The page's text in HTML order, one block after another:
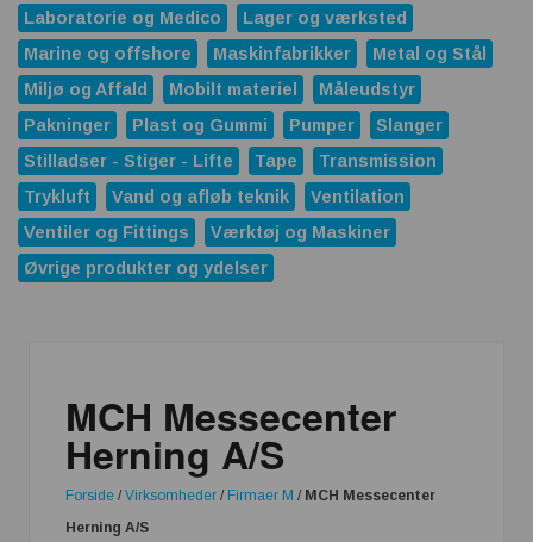
Laboratorie og Medico
Lager og værksted
Marine og offshore
Maskinfabrikker
Metal og Stål
Miljø og Affald
Mobilt materiel
Måleudstyr
Pakninger
Plast og Gummi Pumper
Slanger
Stilladser - Stiger - Lifte
Tape
Transmission
Trykluft
Vand og afløb teknik
Ventilation
Ventiler og Fittings
Værktøj og Maskiner
Øvrige produkter og ydelser
MCH Messecenter
Herning A/S
Forside / Virksomheder / Firmaer M / MCH Messecenter
Herning A/S